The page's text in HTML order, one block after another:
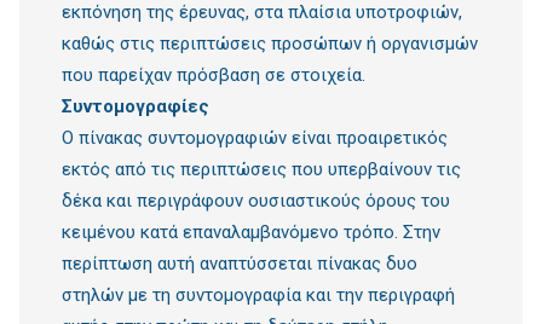
εκπόνηση της έρευνας, στα πλαίσια υποτροφιών,
καθώς στις περιπτώσεις προσώπων ή οργανισμών
που παρείχαν πρόσβαση σε στοιχεία.
Συντομογραφίες
Ο πίνακας συντομογραφιών είναι προαιρετικός
εκτός από τις περιπτώσεις που υπερβαίνουν τις
δέκα και περιγράφουν ουσιαστικούς όρους του
κειμένου κατά επαναλαμβανόμενο τρόπο. Στην
περίπτωση αυτή αναπτύσσεται πίνακας δυο
στηλών με τη συντομογραφία και την περιγραφή